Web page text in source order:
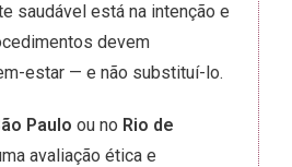
saudável está na intenção e
devem
estar — e não substituí-lo.
Paulo ou no Rio de
avaliação ética e